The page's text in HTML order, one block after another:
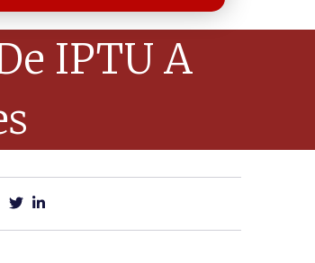
IPTU A